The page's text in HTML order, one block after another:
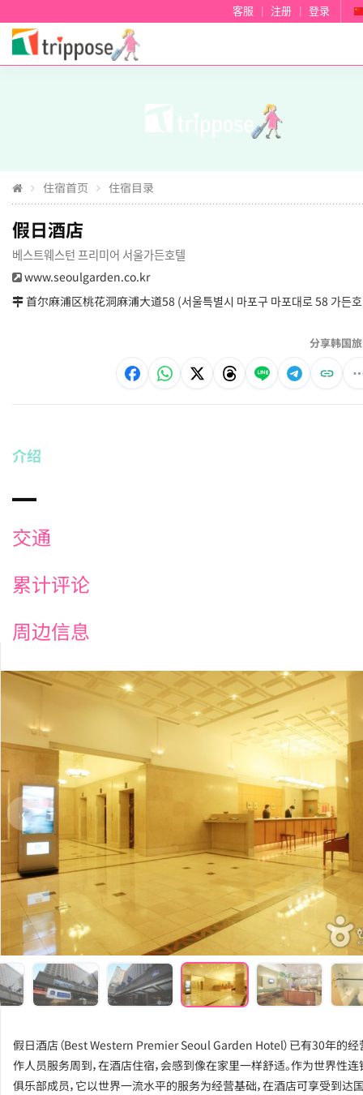
客服 注册 登录
住宿首页 住宿目录
假日酒店
베스트웨스턴 프리미어 서울가든호텔
www.seoulgarden.co.kr
首尔麻浦区桃花洞麻浦大道58 (서울특별시 마포구 마포대로 58 가든
分享韩国
介绍
交通
累计评论
周边信息
‹
假日酒店（Best Western Premier Seoul Garden Hotel）已有30年的经
作人员服务周到，在酒店住宿，会感到像在家里一样舒适。作为世界性
俱乐部成员，它以世界一流水平的服务为经营基础，在酒店可享受到达